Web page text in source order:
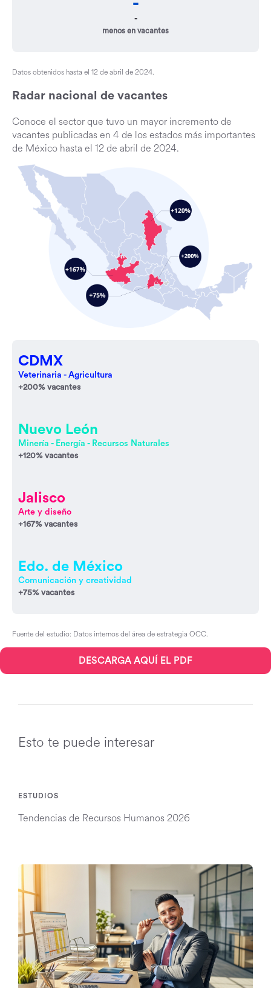
-
-
menos en vacantes
Datos obtenidos hasta el 12 de abril de 2024.
Radar nacional de vacantes
Conoce el sector que tuvo un mayor incremento de
vacantes publicadas en 4 de los estados más importantes
de México hasta el 12 de abril de 2024.
CDMX
Veterinaria - Agricultura
+200% vacantes
Nuevo León
Minería - Energía - Recursos Naturales
+120% vacantes
Jalisco
Arte y diseño
+167% vacantes
Edo. de México
Comunicación y creatividad
+75% vacantes
Fuente del estudio: Datos internos del área de estrategia OCC.
DESCARGA AQUÍ EL PDF
Esto te puede interesar
ESTUDIOS
Tendencias de Recursos Humanos 2026